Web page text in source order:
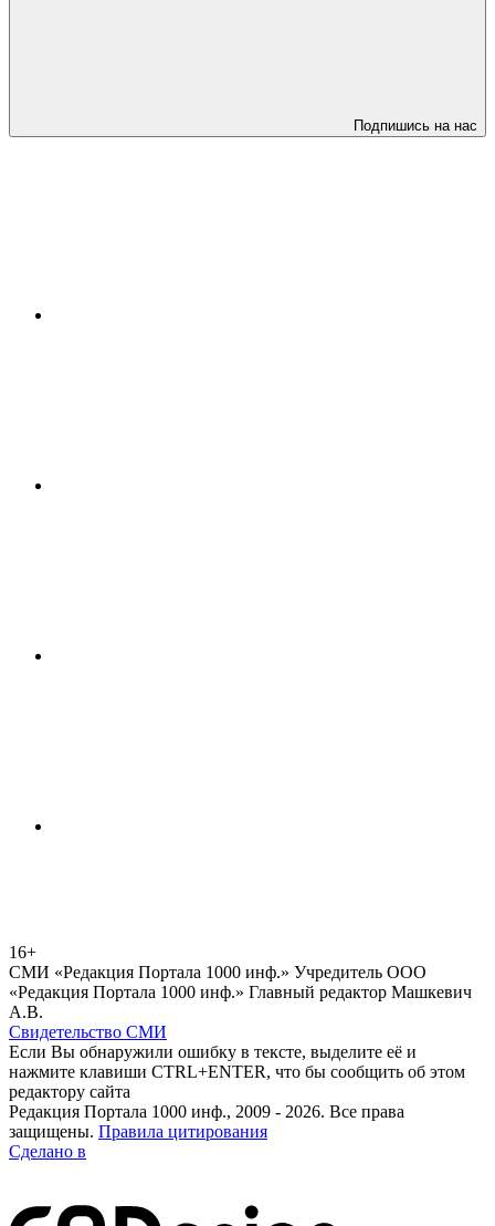
Подпишись на нас
16+
СМИ «Редакция Портала 1000 инф.» Учредитель ООО
«Редакция Портала 1000 инф.» Главный редактор Машкевич
А.В.
Свидетельство СМИ
Если Вы обнаружили ошибку в тексте, выделите её и
нажмите клавиши CTRL+ENTER, что бы сообщить об этом
редактору сайта
Редакция Портала 1000 инф., 2009 - 2026. Все права
защищены. Правила цитирования
Сделано в